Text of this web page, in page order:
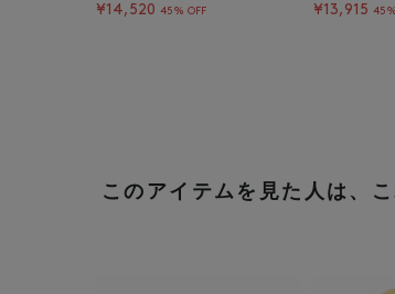
¥14,520 45% OFF
¥13,915
このアイテムを見た人は、